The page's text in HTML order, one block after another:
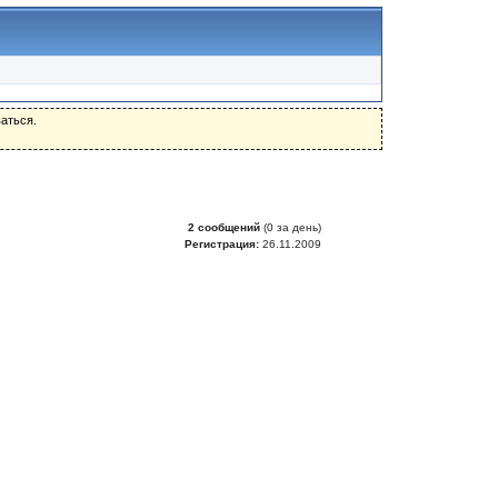
2 сообщений(0 за день)
Регистрация:26.11.2009